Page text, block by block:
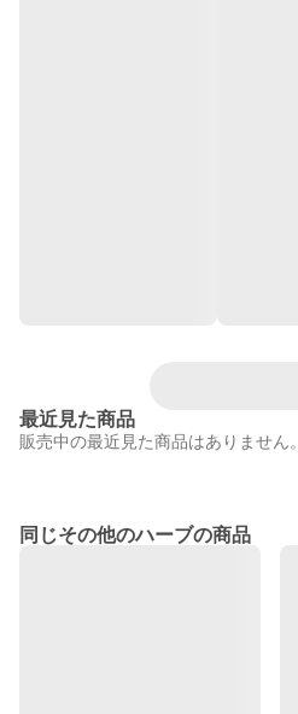
最近見た商品
販売中の最近見た商品はありません。
同じその他のハーブの商品